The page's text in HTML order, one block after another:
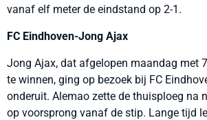
vanaf elf meter de eindstand op 2-1.
FC Eindhoven-Jong Ajax
Jong Ajax, dat afgelopen maandag met
te winnen, ging op bezoek bij FC
onderuit. Alemao zette de thuisploeg na
op voorsprong vanaf de stip. Lange tijd